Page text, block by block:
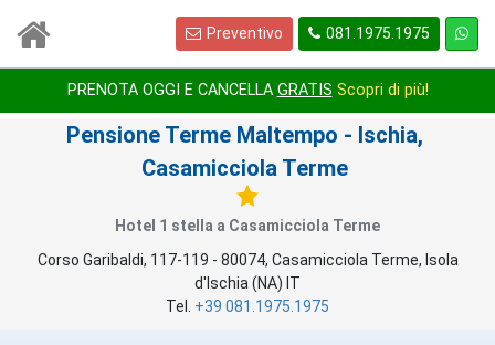
Preventivo 081.1975.1975
PRENOTA OGGI E CANCELLA GRATIS Scopri di più!
1/1
Pensione Terme Maltempo - Ischia,
Casamicciola Terme
Hotel 1 stella a Casamicciola Terme
Corso Garibaldi, 117-119 - 80074, Casamicciola Terme, Isola
d'Ischia (NA) IT
Tel. +39 081.1975.1975